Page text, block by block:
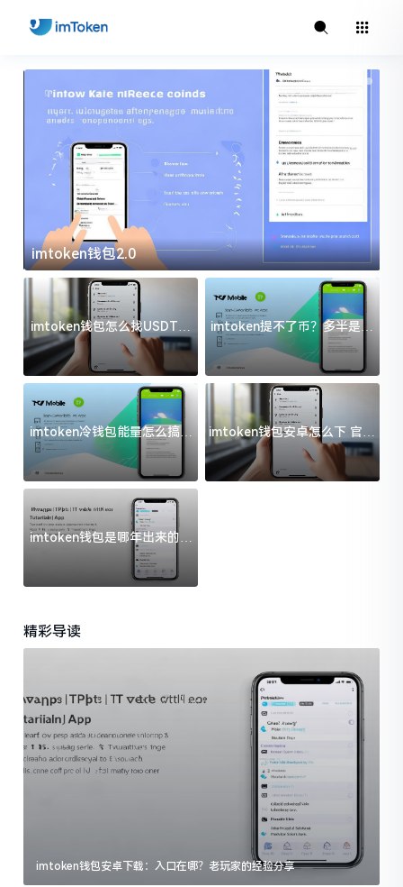
imtoken钱包2.0
imtoken钱包怎么找USDT地
址？三步搞定不踩坑
imtoken提不了币？多半是这
几件事没处理好
imtoken冷钱包能量怎么搞？
过来人告诉你门道
imtoken钱包安卓怎么下 官方
渠道避坑指南
imtoken钱包是哪年出来的？
一文给你说清楚
精彩导读
imtoken钱包安卓下载：入口在哪？老玩家的经验分享